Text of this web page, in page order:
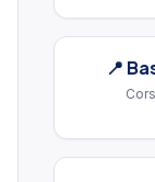
📍